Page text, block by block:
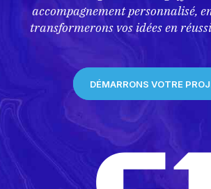
accompagnement personnalisé,
transformerons vos idées en
DÉMARRONS VOTRE